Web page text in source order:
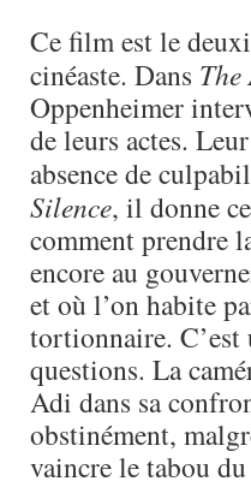
Ce film est le
cinéaste. Dans
Oppenheimer
de leurs actes.
absence de
Silence, il donne
comment prendre
encore au
et où l’on habite
tortionnaire. C’est
questions. La
Adi dans sa
obstinément,
vaincre le tabou